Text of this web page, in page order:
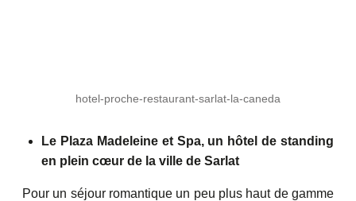
hotel-proche-restaurant-sarlat-la-caneda
Le Plaza Madeleine et Spa, un hôtel de standing
en plein cœur de la ville de Sarlat
Pour un séjour romantique un peu plus haut de gamme